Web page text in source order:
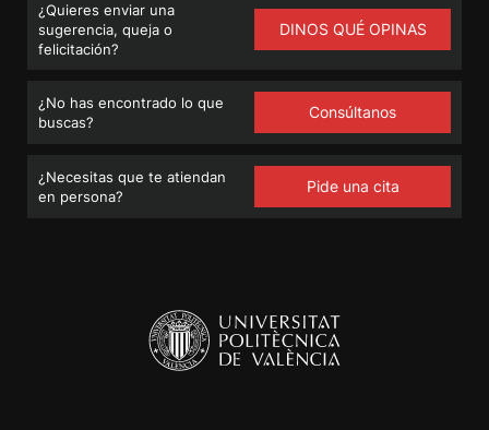
¿Quieres enviar una
sugerencia, queja o
felicitación?
DINOS QUÉ OPINAS
¿No has encontrado lo que
buscas?
Consúltanos
¿Necesitas que te atiendan
en persona?
Pide una cita